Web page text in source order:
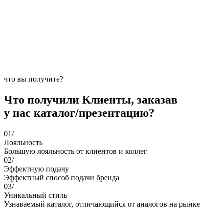
что вы получите?
Что получили Клиенты, заказав
у нас каталог/презентацию?
01/
Лояльность
Большую лояльность от клиентов и коллег
02/
Эффектную подачу
Эффектный способ подачи бренда
03/
Уникальный стиль
Узнаваемый каталог, отличающийся от аналогов на рынке